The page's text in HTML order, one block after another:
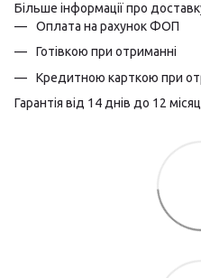
Більше інформації про
Оплата на рахунок ФОП
Готівкою при отриманні
Кредитною карткою при
Гарантія від 14 днів до 12